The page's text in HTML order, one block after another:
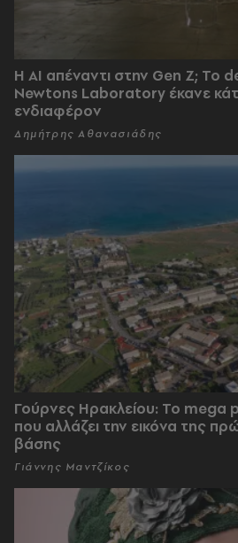
Η AI απέναντι στην Gen Z; Το
Newtons Laboratory έκανε
ενδιαφέρον
Δημήτρης Αθανασιάδης
Γούρνες Ηρακλείου: To mega
που αλλάζει την εικόνα της
βάσης
Γιάννης Μαντζίκος